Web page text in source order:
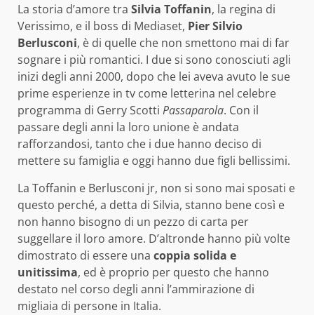
La storia d’amore tra Silvia Toffanin, la regina di
Verissimo, e il boss di Mediaset, Pier Silvio
Berlusconi, è di quelle che non smettono mai di far
sognare i più romantici. I due si sono conosciuti agli
inizi degli anni 2000, dopo che lei aveva avuto le sue
prime esperienze in tv come letterina nel celebre
programma di Gerry Scotti Passaparola. Con il
passare degli anni la loro unione è andata
rafforzandosi, tanto che i due hanno deciso di
mettere su famiglia e oggi hanno due figli bellissimi.
La Toffanin e Berlusconi jr, non si sono mai sposati e
questo perché, a detta di Silvia, stanno bene così e
non hanno bisogno di un pezzo di carta per
suggellare il loro amore. D’altronde hanno più volte
dimostrato di essere una coppia solida e
unitissima, ed è proprio per questo che hanno
destato nel corso degli anni l’ammirazione di
migliaia di persone in Italia.